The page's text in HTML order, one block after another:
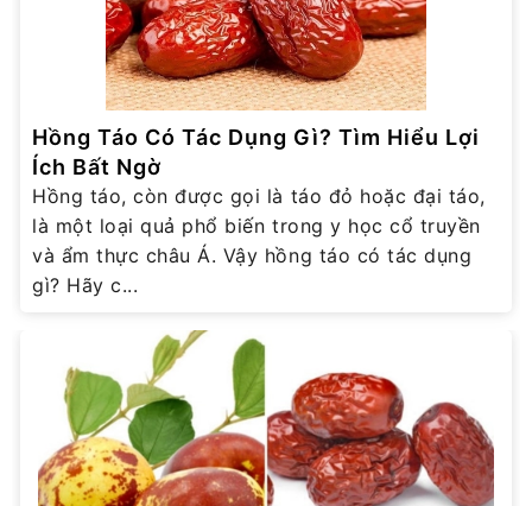
Hồng Táo Có Tác Dụng Gì? Tìm Hiểu Lợi
Ích Bất Ngờ
Hồng táo, còn được gọi là táo đỏ hoặc đại táo,
là một loại quả phổ biến trong y học cổ truyền
và ẩm thực châu Á. Vậy hồng táo có tác dụng
gì? Hãy c...